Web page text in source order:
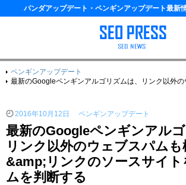
パンダアップデート・ペンギンアップデート最新
ペンギンアップデート
2016年10月12日 ペンギンアップデート
最新のGoogleペンギンアルゴ
リンク以外のウェブスパムも
&amp;リンクのソースサイ
ムを判断する